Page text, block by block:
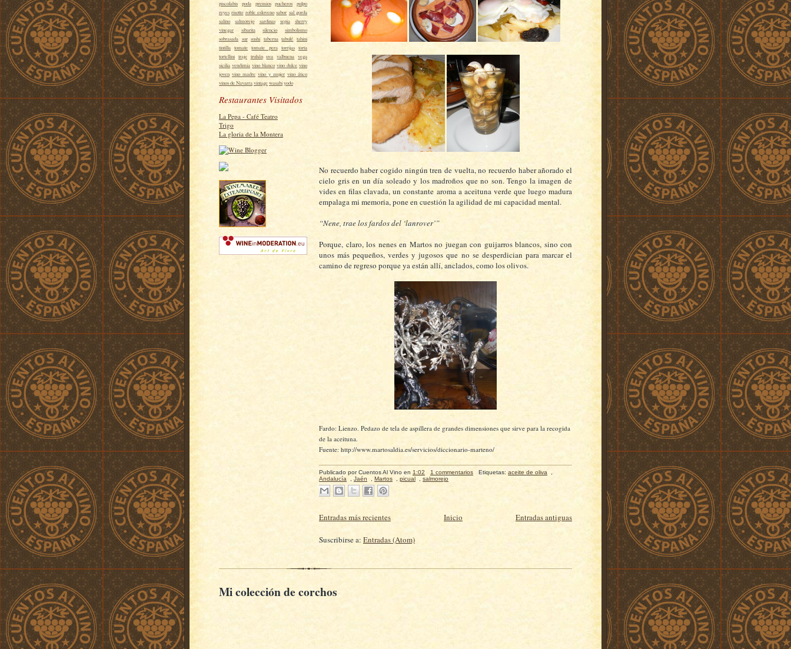
piscolabis poda premios pucheros pulpo
reyes risotto roble esloveno sabor sal gorda
salino
salmorejo sardinas sepia
sherry
vinegar
sibarita silencio
simbolismo
sobrasada sur sushi taberna tabulé tahini
tintilla tomate tomate pera torrijas torta
tortellini traje truhán uva valbuena vega
sicilia vendimia vino blanco vino dulce vino
joven vino madre vino y mujer vino ático
vinos de Navarravintagewasabiyodo
Restaurantes Visitados
La Pepa - Café Teatro
Trigo
La gloria de la Montera
No recuerdo haber cogido ningún tren de vuelta, no recuerdo haber añorado el
cielo gris en un día soleado y los madroños que no son. Tengo la imagen de
vides en filas clavada, un constante aroma a aceituna verde que luego madura
empalaga mi memoria, pone en cuestión la agilidad de mi capacidad mental.
“Nene, trae los fardos del ‘lanrover’”
Porque, claro, los nenes en Martos no juegan con guijarros blancos, sino con
unos más pequeños, verdes y jugosos que no se desperdician para marcar el
camino de regreso porque ya están allí, anclados, como los olivos.
Fardo: Lienzo. Pedazo de tela de aspillera de grandes dimensiones que sirve para la recogida
de la aceituna.
Fuente: http://www.martosaldia.es/servicios/diccionario-marteno/
Publicado porCuentos Al Vino en 1:02 1 commentarios Etiquetas: aceite de oliva
Andalucía
Jaén Martos picual salmorejo
Entradas más recientes Entradas antiguas
Inicio
Suscribirse a: Entradas (Atom)
Mi colección de corchos